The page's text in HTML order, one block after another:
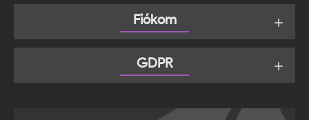
Fiókom
GDPR